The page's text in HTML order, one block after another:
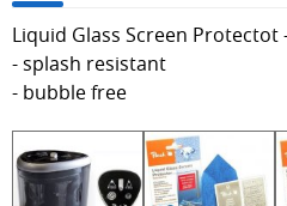
Liquid Glass Screen Protectot
- splash resistant
- bubble free